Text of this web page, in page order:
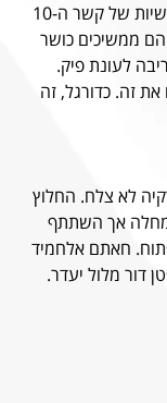
ממשיכים כושר
לעונת פיק.
זה. כדורגל, זה
לא צלח. החלוץ
אך השתתף
חאתם אלחמיד
דור מלול יעדר.